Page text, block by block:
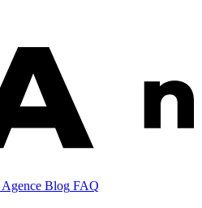
Agence Blog FAQ